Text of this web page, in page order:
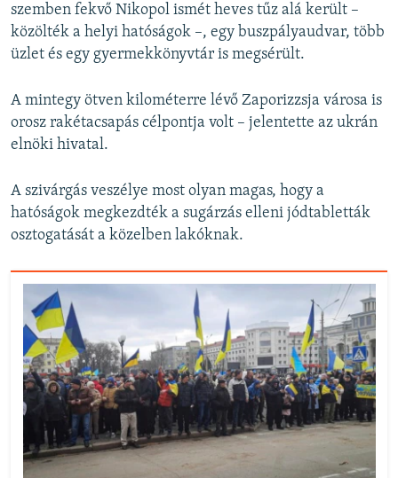
szemben fekvő Nikopol ismét heves tűz alá került –
közölték a helyi hatóságok –, egy buszpályaudvar, több
üzlet és egy gyermekkönyvtár is megsérült.
A mintegy ötven kilométerre lévő Zaporizzsja városa is
orosz rakétacsapás célpontja volt – jelentette az ukrán
elnöki hivatal.
A szivárgás veszélye most olyan magas, hogy a
hatóságok megkezdték a sugárzás elleni jódtabletták
osztogatását a közelben lakóknak.